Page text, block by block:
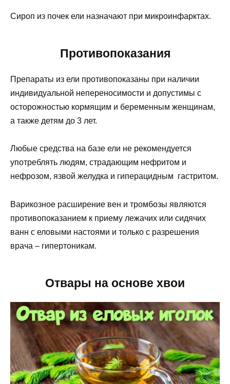
Сироп из почек ели назначают при микроинфарктах.
Противопоказания
Препараты из ели противопоказаны при наличии
индивидуальной непереносимости и допустимы с
осторожностью кормящим и беременным женщинам,
а также детям до 3 лет.
Любые средства на базе ели не рекомендуется
употреблять людям, страдающим нефритом и
нефрозом, язвой желудка и гиперацидным гастритом.
Варикозное расширение вен и тромбозы являются
противопоказанием к приему лежачих или сидячих
ванн с еловыми настоями и только с разрешения
врача – гипертоникам.
Отвары на основе хвои